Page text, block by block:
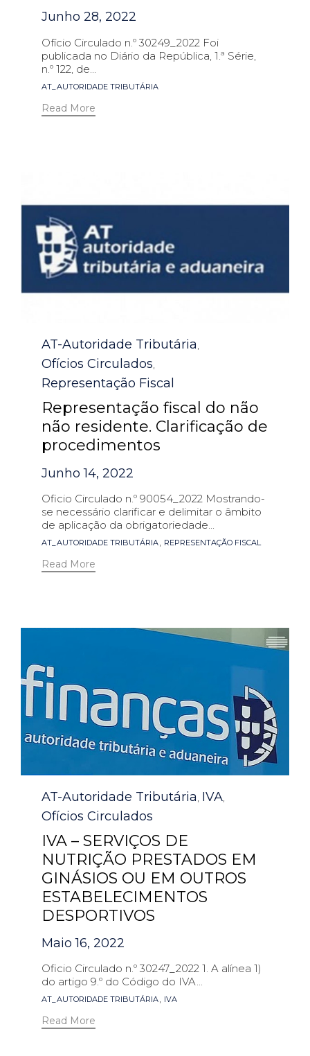
Junho 28, 2022
Ofício Circulado n.º 30249_2022 Foi
publicada no Diário da República, 1.ª Série,
n.º 122, de...
Tags
AT_AUTORIDADE TRIBUTÁRIA
Read More
Category
AT-Autoridade Tributária,
Ofícios Circulados,
Representação Fiscal
Representação fiscal do não
não residente. Clarificação de
procedimentos
Junho 14, 2022
Oficio Circulado n.º 90054_2022 Mostrando-
se necessário clarificar e delimitar o âmbito
de aplicação da obrigatoriedade...
Tags
AT_AUTORIDADE TRIBUTÁRIA, REPRESENTAÇÃO FISCAL
Read More
Category
AT-Autoridade Tributária IVA
Ofícios Circulados
IVA – SERVIÇOS DE
NUTRIÇÃO PRESTADOS EM
GINÁSIOS OU EM OUTROS
ESTABELECIMENTOS
DESPORTIVOS
Maio 16, 2022
Oficio Circulado n.º 30247_2022 1. A alínea 1)
do artigo 9.º do Código do IVA...
Tags
AT_AUTORIDADE TRIBUTÁRIA, IVA
Read More